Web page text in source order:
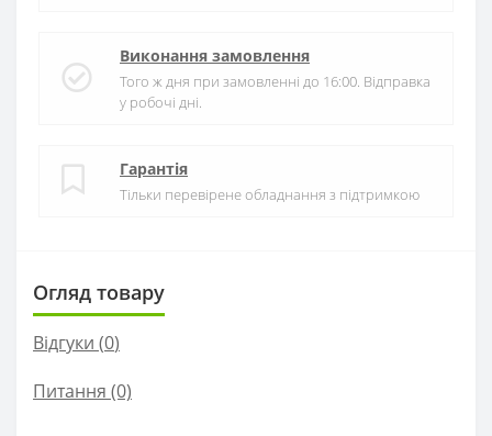
Виконання замовлення
Того ж дня при замовленні до 16:00. Відправка
у робочі дні.
Гарантія
Тільки перевірене обладнання з підтримкою
Огляд товару
Відгуки (0)
Питання (0)